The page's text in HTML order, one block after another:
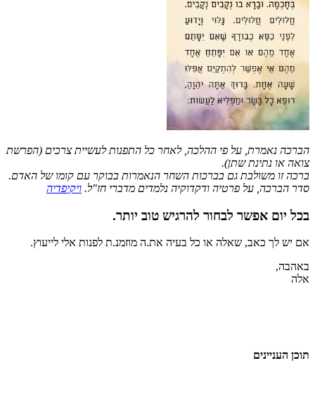
הברכה נאמרת, על פי ההלכה, לאחר כל התפנות לעשיית צרכים (הפרשת
צואה או נתינת שתן).
ברכה זו משולבת גם בברכות השחר הנאמרות בבוקר עם קומו של האדם.
סדר הברכה, על פרטיה ודקדוקיה נלמדים מדברי חז"ל. ויקיפדיה
בכל יום אפשר לבחור להרגיש טוב יותר.
אם יש לך כאב, שאלה או כל בעיה את.ה מוזמנ.ת לפנות אלי לייעוץ.
באהבה,
אלה
תוכן העניינים